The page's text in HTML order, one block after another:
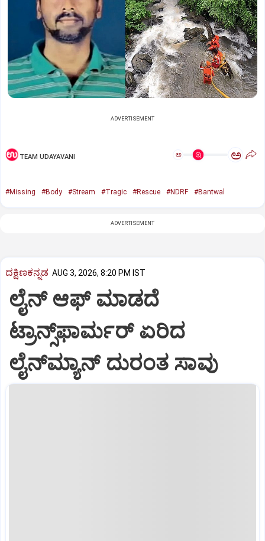
ADVERTISEMENT
TEAM UDAYAVANI ಅ ಅ
#Missing #Body #Stream #Tragic #Rescue #NDRF #Bantwal
ADVERTISEMENT
ದಕ್ಷಿಣಕನ್ನಡ AUG 3, 2026, 8:20 PM IST
ಲೈನ್ ಆಫ್ ಮಾಡದೆ
ಟ್ರಾನ್ಸ್‌ಫಾರ್ಮರ್ ಏರಿದ
ಲೈನ್‌ಮ್ಯಾನ್ ದುರಂತ ಸಾವು